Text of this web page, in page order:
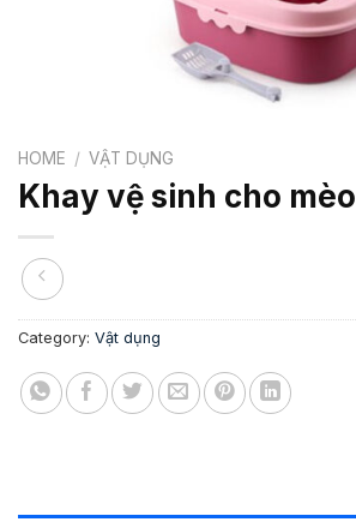
HOME / VẬT DỤNG
Khay vệ sinh cho mèo
Category: Vật dụng